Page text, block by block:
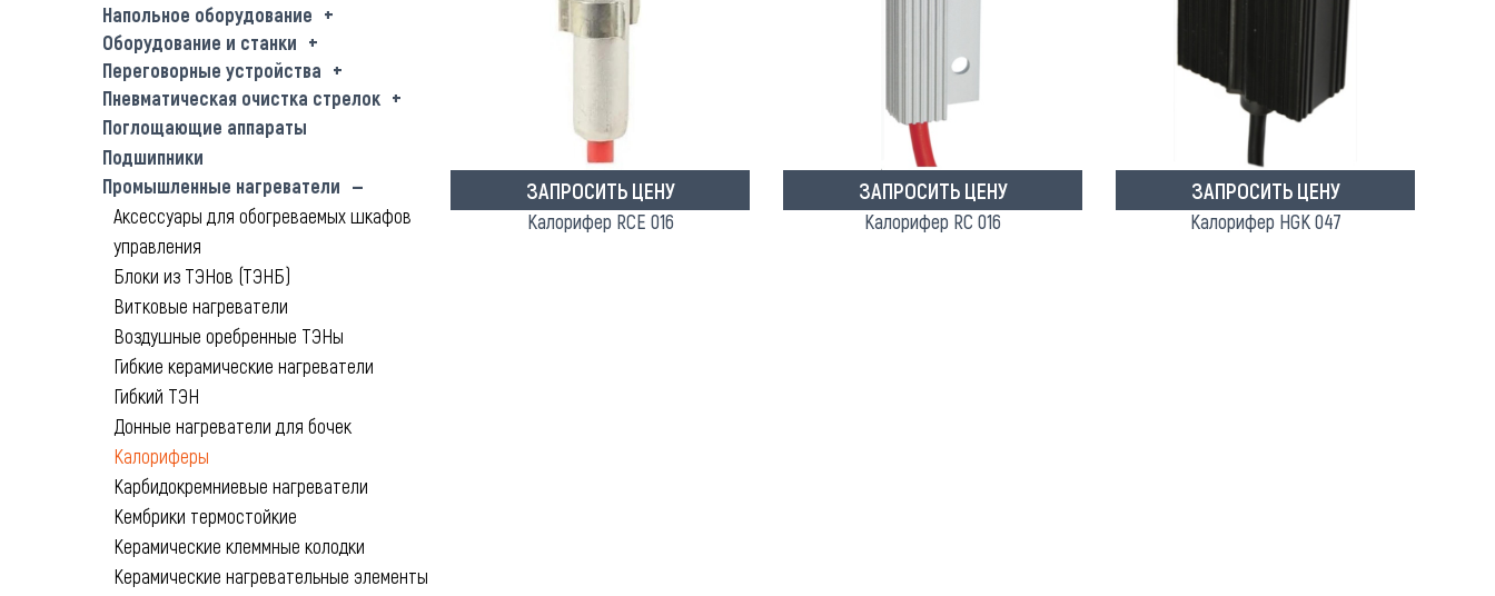
Напольное оборудование
Оборудование и станки
Переговорные устройства
Пневматическая очистка стрелок
Поглощающие аппараты
Подшипники
Промышленные нагреватели
Аксессуары для обогреваемых шкафов
управления
Блоки из ТЭНов (ТЭНБ)
Витковые нагреватели
Воздушные оребренные ТЭНы
Гибкие керамические нагреватели
Гибкий ТЭН
Донные нагреватели для бочек
Калориферы
Карбидокремниевые нагреватели
Кембрики термостойкие
Керамические клеммные колодки
Керамические нагревательные элементы
ЗАПРОСИТЬ ЦЕНУ
Калорифер RCE 016
ЗАПРОСИТЬ ЦЕНУ
Калорифер RC 016
ЗАПРОСИТЬ ЦЕНУ
Калорифер HGK 047